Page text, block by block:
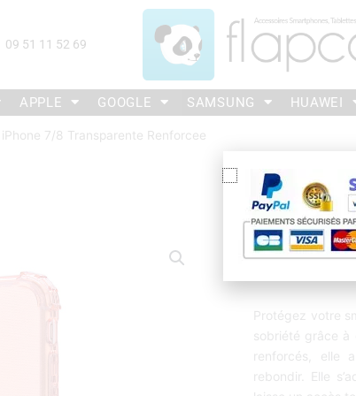
09 51 11 52 69
APPLE GOOGLE SAMSUNG HUAWEI
7/8 Transparente Renforcee
Coque
Protégez votre
sobriété grâce à
renforcés, elle
rebondir. Elle